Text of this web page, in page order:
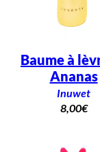
Baume à
Ananas
Inuwet
8,00€